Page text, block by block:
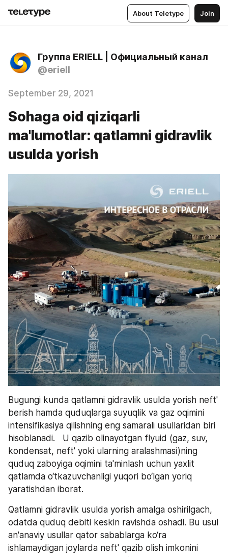
About Teletype Join
Группа ERIELL | Официальный канал
@eriell
September 29, 2021
Sohaga oid qiziqarli
ma'lumotlar: qatlamni gidravlik
usulda yorish
Bugungi kunda qatlamni gidravlik usulda yorish neft'
berish hamda quduqlarga suyuqlik va gaz oqimini
intensifikasiya qilishning eng samarali usullaridan biri
hisoblanadi.   U qazib olinayotgan flyuid (gaz, suv,
kondensat, neft' yoki ularning aralashmasi)ning
quduq zaboyiga oqimini ta'minlash uchun yaxlit
qatlamda o‘tkazuvchanligi yuqori bo‘lgan yoriq
yaratishdan iborat.
Qatlamni gidravlik usulda yorish amalga oshirilgach,
odatda quduq debiti keskin ravishda oshadi. Bu usul
an'anaviy usullar qator sabablarga ko‘ra
ishlamaydigan joylarda neft' qazib olish imkonini